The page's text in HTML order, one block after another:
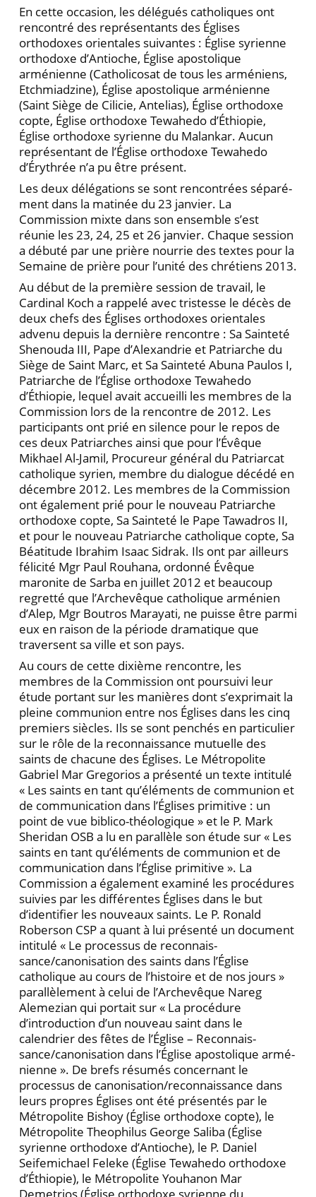
En cette occasion, les délégués catholiques ont
ren­contré des représentants des Églises
orthodoxes orien­tales suivantes : Église syrienne
orthodoxe d’Antioche, Église apostolique
arménienne (Catholicosat de tous les arméniens,
Etchmiadzine), Église apostolique armé­nienne
(Saint Siège de Cilicie, Antelias), Église ortho­doxe
copte, Église orthodoxe Tewahedo d’Éthiopie,
Église orthodoxe syrienne du Malankar. Aucun
repré­sentant de l’Église orthodoxe Tewahedo
d’Érythrée n’a pu être présent.
Les deux délégations se sont rencontrées séparé­
ment dans la matinée du 23 janvier. La
Commission mixte dans son ensemble s’est
réunie les 23, 24, 25 et 26 janvier. Chaque session
a débuté par une prière nourrie des textes pour la
Semaine de prière pour l’unité des chrétiens 2013.
Au début de la première session de travail, le
Cardinal Koch a rappelé avec tristesse le décès de
deux chefs des Églises orthodoxes orientales
advenu depuis la dernière rencontre : Sa Sainteté
Shenouda III, Pape d’Alexandrie et Patriarche du
Siège de Saint Marc, et Sa Sainteté Abuna Paulos I,
Patriarche de l’Église ortho­doxe Tewahedo
d’Éthiopie, lequel avait accueilli les membres de la
Commission lors de la rencontre de 2012. Les
participants ont prié en silence pour le repos de
ces deux Patriarches ainsi que pour l’Évêque
Mikhael Al-Jamil, Procureur général du Patriarcat
ca­tholique syrien, membre du dialogue décédé en
dé­cembre 2012. Les membres de la Commission
ont également prié pour le nouveau Patriarche
orthodoxe copte, Sa Sainteté le Pape Tawadros II,
et pour le nou­veau Patriarche catholique copte, Sa
Béatitude Ibrahim Isaac Sidrak. Ils ont par ailleurs
félicité Mgr Paul Rouhana, ordonné Évêque
maronite de Sarba en juillet 2012 et beaucoup
regretté que l’Archevêque catholique arménien
d’Alep, Mgr Boutros Marayati, ne puisse être parmi
eux en raison de la période dramatique que
traversent sa ville et son pays.
Au cours de cette dixième rencontre, les
membres de la Commission ont poursuivi leur
étude portant sur les manières dont s’exprimait la
pleine communion entre nos Églises dans les cinq
premiers siècles. Ils se sont penchés en particulier
sur le rôle de la reconnais­sance mutuelle des
saints de chacune des Églises. Le Métropolite
Gabriel Mar Gregorios a présenté un texte intitulé
« Les saints en tant qu’éléments de communion et
de communication dans l’Églises primitive : un
point de vue biblico-théologique » et le P. Mark
Sheridan OSB a lu en parallèle son étude sur « Les
saints en tant qu’éléments de communion et de
communication dans l’Église primitive ». La
Commission a également exa­miné les procédures
suivies par les différentes Églises dans le but
d’identifier les nouveaux saints. Le P. Ronald
Roberson CSP a quant à lui présenté un docu­ment
intitulé « Le processus de reconnais­
sance/canonisation des saints dans l’Église
catholique au cours de l’histoire et de nos jours »
parallèlement à celui de l’Archevêque Nareg
Alemezian qui portait sur « La procédure
d’introduction d’un nouveau saint dans le
calendrier des fêtes de l’Église – Reconnais­
sance/canonisation dans l’Église apostolique armé­
nienne ». De brefs résumés concernant le
processus de canonisation/reconnaissance dans
leurs propres Églises ont été présentés par le
Métropolite Bishoy (Église or­thodoxe copte), le
Métropolite Theophilus George Saliba (Église
syrienne orthodoxe d’Antioche), le P. Daniel
Seifemichael Feleke (Église Tewahedo ortho­doxe
d’Éthiopie), le Métropolite Youhanon Mar